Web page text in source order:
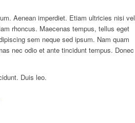
Aenean imperdiet. Etiam ultricies nisi vel
rhoncus. Maecenas tempus, tellus eget
sem neque sed ipsum. Nam quam
nec odio et ante tincidunt tempus. Donec
Duis leo.